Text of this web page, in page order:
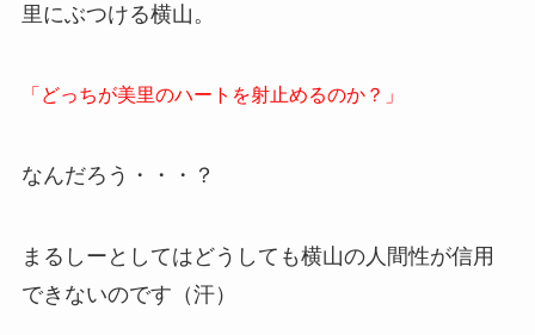
里にぶつける横山。
「どっちが美里のハートを射止めるのか？」
なんだろう・・・？
まるしーとしてはどうしても横山の人間性が信用
できないのです（汗）